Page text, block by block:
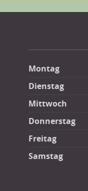
Montag
Dienstag
Mittwoch
Donnerstag
Freitag
Samstag